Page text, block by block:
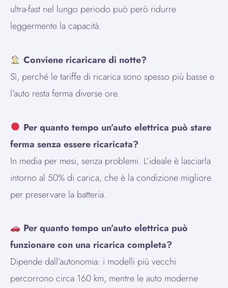
ultra-fast nel lungo periodo può però ridurre
leggermente la capacità.
Conviene ricaricare di notte?
Sì, perché le tariffe di ricarica sono spesso più basse e
l’auto resta ferma diverse ore.
Per quanto tempo un’auto elettrica può stare
ferma senza essere ricaricata?
In media per mesi, senza problemi. L’ideale è lasciarla
intorno al 50% di carica, che è la condizione migliore
per preservare la batteria.
Per quanto tempo un’auto elettrica può
funzionare con una ricarica completa?
Dipende dall’autonomia: i modelli più vecchi
percorrono circa 160 km, mentre le auto moderne